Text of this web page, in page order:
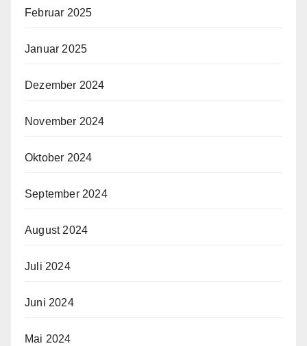
Februar 2025
Januar 2025
Dezember 2024
November 2024
Oktober 2024
September 2024
August 2024
Juli 2024
Juni 2024
Mai 2024